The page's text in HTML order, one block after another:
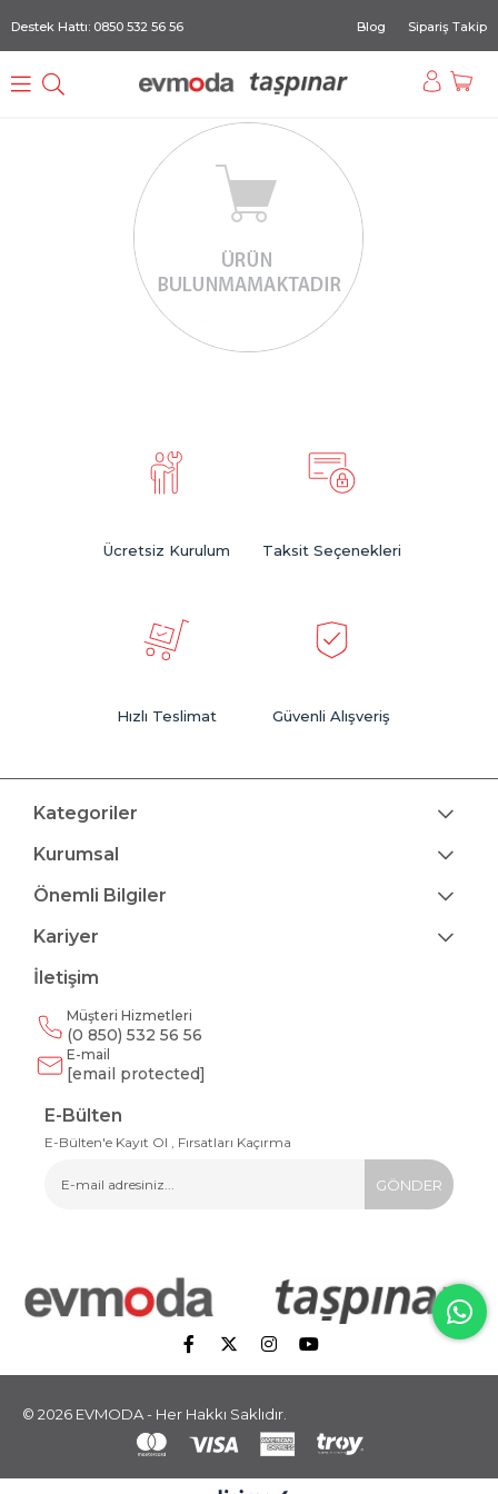
Destek Hattı: 0850 532 56 56 Blog Sipariş Takip
Ücretsiz Kurulum Taksit Seçenekleri
Hızlı Teslimat Güvenli Alışveriş
Kategoriler
Kurumsal
Önemli Bilgiler
Kariyer
İletişim
Müşteri Hizmetleri
(0 850) 532 56 56
E-mail
[email protected]
E-Bülten
E-Bülten'e Kayıt Ol , Fırsatları Kaçırma
GÖNDER
© 2026 EVMODA - Her Hakkı Saklıdır.